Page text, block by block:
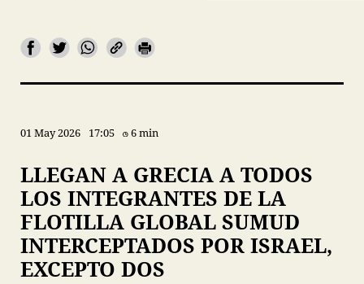
01 May 2026 17:05 6 min
LLEGAN A GRECIA A TODOS
LOS INTEGRANTES DE LA
FLOTILLA GLOBAL SUMUD
INTERCEPTADOS POR ISRAEL,
EXCEPTO DOS